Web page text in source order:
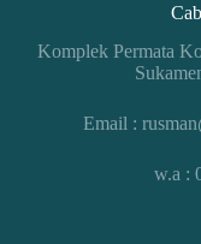
Komplek Permata
Email :
w.a :